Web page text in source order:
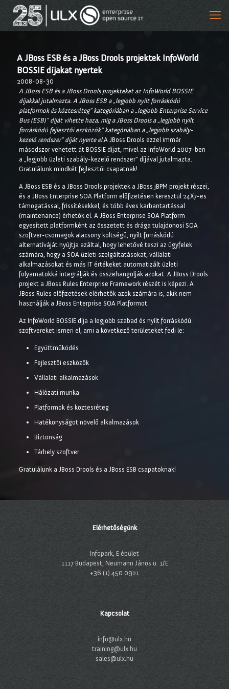
A JBoss ESB és a JBoss Drools projektek InfoWorld
BOSSIE díjakat nyertek
2008-08-30
A JBoss ESB és a JBoss Drools projekteket az InfoWorld BOSSIE
díjakkal jutalmazta. A JBoss ESB a „legjobb nyílt forráskódú
platformok és köztesréteg” kategóriában a „legjobb Enterprise Service
Bus (ESB)” díját vihette haza, míg a JBoss Drools a „legjobb nyílt
forráskódú fejlesztői eszközök” kategóriában a „legjobb szabály-
kezelő rendszer” díját nyerte el.A JBoss Drools ezzel immár
másodszor vehetett át BOSSIE díjat, mivel az InfoWorld 2007-ben
a „legjobb üzleti szabály-kezelő rendszer” díjával jutalmazta.
Gratulálunk mindkét fejlesztői csapatnak!
A JBoss ESB és a JBoss Drools projektek a JBoss jBPM projekt részei,
és a JBoss Enterprise SOA Platform előfizetésen keresztül 24X7-es
támogatással, frissítésekkel, és több éves karbantartással
(maintenance) érhetők el. A JBoss Enterprise SOA Platform
egyesített platformként az összetett és drága tulajdonosi SOA
szoftver-csomagok alacsony költségű, nyílt forráskódú
alternatíváját nyújtja azáltal, hogy lehetővé teszi az ügyfelek
számára, hogy a SOA üzleti szolgáltatásokat, vállalati
alkalmazásokat és más IT értékeket automatizált üzleti
folyamatokká integrálják és összehangolják azokat. A JBoss Drools
projekt a JBoss Rules Enterprise Framework részét is képezi. A
JBoss Rules előfizetések elérhetők azok számára is, akik nem
használják a JBoss Enterprise SOA Platformot.
Az InfoWorld BOSSIE díja a legjobb szabad és nyílt forráskódú
szoftvereket ismeri el, ami a következő területeket fedi le:
Együttműködés
Fejlesztői eszközök
Vállalati alkalmazások
Hálózati munka
Platformok és köztesréteg
Hatékonyságot növelő alkalmazások
Biztonság
Tárhely szoftver
Gratulálunk a JBoss Drools és a JBoss ESB csapatoknak!
Elérhetőségünk
Infopark, E épület
1117 Budapest, Neumann János u. 1/E
+36 (1) 450 0921
Kapcsolat
info@ulx.hu
training@ulx.hu
sales@ulx.hu